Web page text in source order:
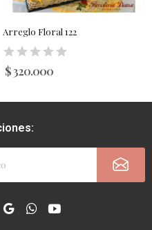
Arreglo Floral 122
$ 320.000